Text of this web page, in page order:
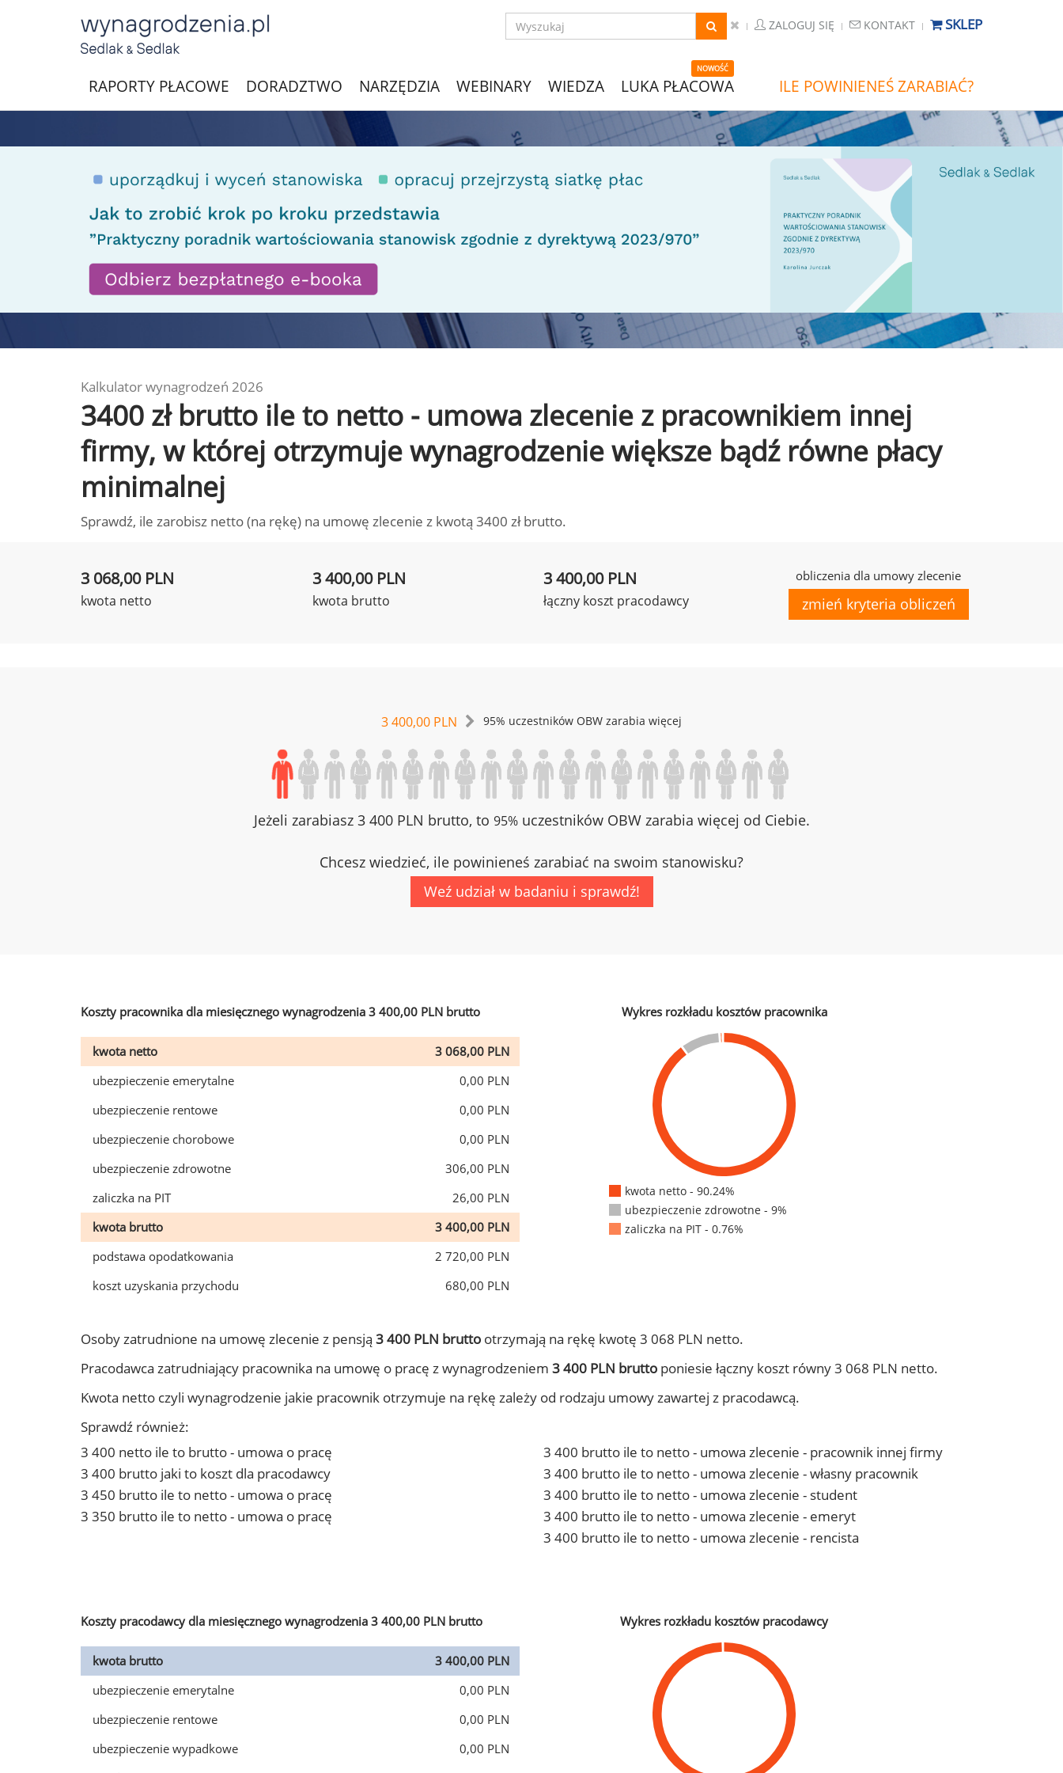
ZALOGUJ SIĘ KONTAKT SKLEP
RAPORTY PŁACOWE DORADZTWO NARZĘDZIA WEBINARY WIEDZA
NOWOŚĆ
LUKA PŁACOWA ILE POWINIENEŚ ZARABIAĆ?
Kalkulator wynagrodzeń 2026
3400 zł brutto ile to netto - umowa zlecenie z pracownikiem innej
firmy, w której otrzymuje wynagrodzenie większe bądź równe płacy
minimalnej
Sprawdź, ile zarobisz netto (na rękę) na umowę zlecenie z kwotą 3400 zł brutto.
3 068,00 PLN
kwota netto
3 400,00 PLN
kwota brutto
3 400,00 PLN
łączny koszt pracodawcy
obliczenia dla umowy zlecenie
zmień kryteria obliczeń
3 400,00 PLN 95% uczestników OBW zarabia więcej
Jeżeli zarabiasz 3 400 PLN brutto, to 95%uczestników OBW zarabia więcej od Ciebie.
Chcesz wiedzieć, ile powinieneś zarabiać na swoim stanowisku?
Weź udział w badaniu i sprawdź!
Koszty pracownika dla miesięcznego wynagrodzenia 3 400,00 PLN brutto
kwota netto
3 068,00 PLN
ubezpieczenie emerytalne
0,00 PLN
ubezpieczenie rentowe
0,00 PLN
ubezpieczenie chorobowe
0,00 PLN
ubezpieczenie zdrowotne
306,00 PLN
zaliczka na PIT
26,00 PLN
kwota brutto
3 400,00 PLN
podstawa opodatkowania
2 720,00 PLN
koszt uzyskania przychodu
680,00 PLN
Wykres rozkładu kosztów pracownika
kwota netto - 90.24%
ubezpieczenie zdrowotne - 9%
zaliczka na PIT - 0.76%
Osoby zatrudnione na umowę zlecenie z pensją 3 400 PLN brutto otrzymają na rękę kwotę 3 068 PLN netto.
Pracodawca zatrudniający pracownika na umowę o pracę z wynagrodzeniem 3 400 PLN brutto poniesie łączny koszt równy 3 068 PLN netto.
Kwota netto czyli wynagrodzenie jakie pracownik otrzymuje na rękę zależy od rodzaju umowy zawartej z pracodawcą.
Sprawdź również:
3 400 netto ile to brutto - umowa o pracę
3 400 brutto jaki to koszt dla pracodawcy
3 450 brutto ile to netto - umowa o pracę
3 350 brutto ile to netto - umowa o pracę
3 400 brutto ile to netto - umowa zlecenie - pracownik innej firmy
3 400 brutto ile to netto - umowa zlecenie - własny pracownik
3 400 brutto ile to netto - umowa zlecenie - student
3 400 brutto ile to netto - umowa zlecenie - emeryt
3 400 brutto ile to netto - umowa zlecenie - rencista
Koszty pracodawcy dla miesięcznego wynagrodzenia 3 400,00 PLN brutto
kwota brutto
3 400,00 PLN
ubezpieczenie emerytalne
0,00 PLN
ubezpieczenie rentowe
0,00 PLN
ubezpieczenie wypadkowe
0,00 PLN
Wykres rozkładu kosztów pracodawcy